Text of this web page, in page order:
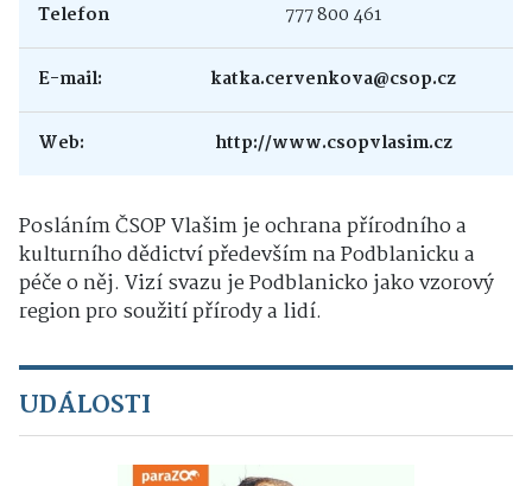
Telefon 777 800 461
E-mail: katka.cervenkova@csop.cz
Web: http://www.csopvlasim.cz
Posláním ČSOP Vlašim je ochrana přírodního a
kulturního dědictví především na Podblanicku a
péče o něj. Vizí svazu je Podblanicko jako vzorový
region pro soužití přírody a lidí.
UDÁLOSTI